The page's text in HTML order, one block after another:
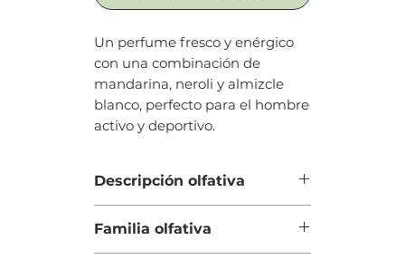
Un perfume fresco y enérgico
con una combinación de
mandarina, neroli y almizcle
blanco, perfecto para el hombre
activo y deportivo.
Descripción olfativa
mandarina roja y notas marinas
Cuerpo: Pimienta, neroli y cedro
Familia olfativa